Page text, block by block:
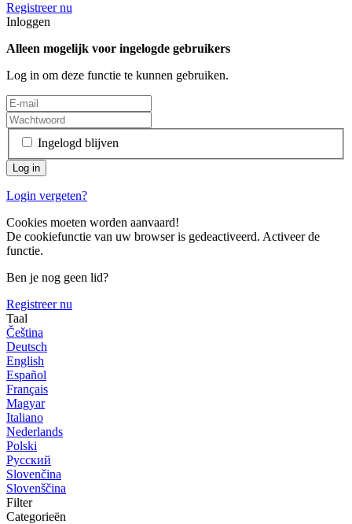
Registreer nu
Inloggen
Alleen mogelijk voor ingelogde gebruikers
Log in om deze functie te kunnen gebruiken.
Ingelogd blijven
Login vergeten?
Cookies moeten worden aanvaard!
De cookiefunctie van uw browser is gedeactiveerd. Activeer de
functie.
Ben je nog geen lid?
Registreer nu
Taal
Čeština
Deutsch
English
Español
Français
Magyar
Italiano
Nederlands
Polski
Русский
Slovenčina
Slovenščina
Filter
Categorieën